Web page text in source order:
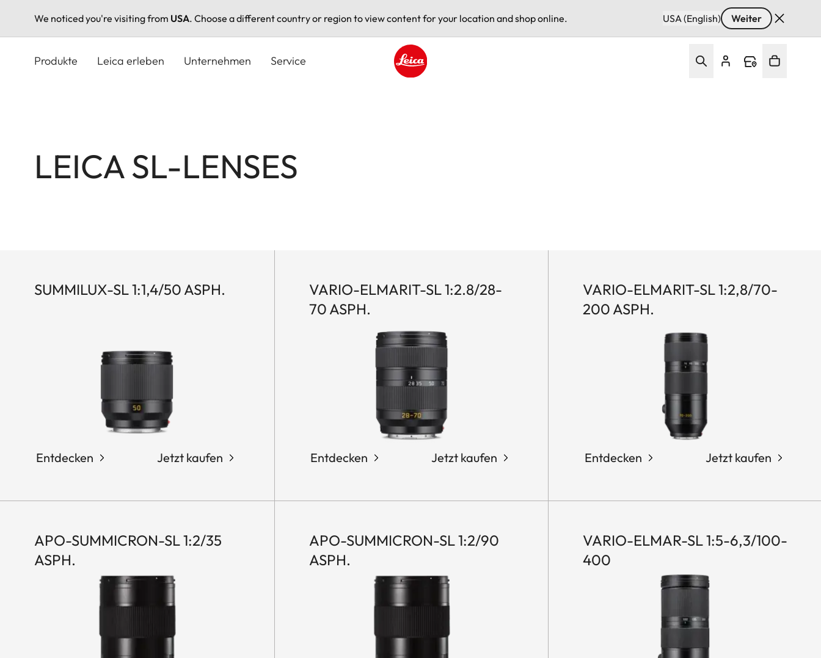
We noticed you're visiting from USA. Choose a different country or region to view content for your location and shop online. USA (English) Weiter
Produkte Leica erleben Unternehmen Service
LEICA SL-LENSES
SUMMILUX-SL 1:1,4/50 ASPH.
Entdecken Jetzt kaufen
VARIO-ELMARIT-SL 1:2.8/28-
70 ASPH.
Entdecken Jetzt kaufen
VARIO-ELMARIT-SL 1:2,8/70-
200 ASPH.
Entdecken Jetzt kaufen
APO-SUMMICRON-SL 1:2/35
ASPH.
APO-SUMMICRON-SL 1:2/90
ASPH.
VARIO-ELMAR-SL 1:5-6,3/100-
400